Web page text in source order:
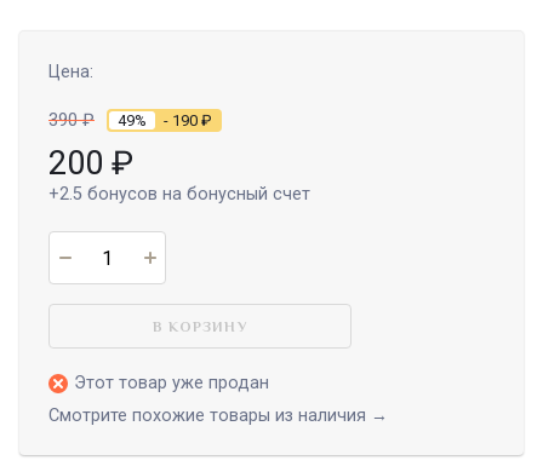
Цена:
390₽ 49% - 190 ₽
200 ₽
+2.5 бонусов на бонусный счет
В КОРЗИНУ
Этот товар уже продан
Смотрите похожие товары из наличия →